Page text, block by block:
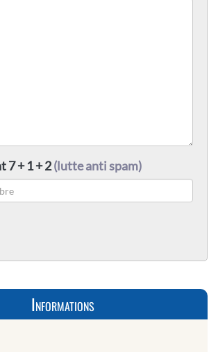
7 + 1 + 2(lutte anti spam)
Informations